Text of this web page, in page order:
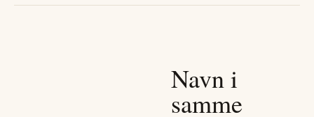
Navn i
samme